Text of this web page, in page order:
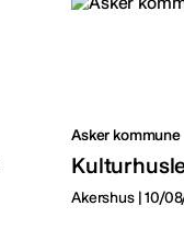
Asker kommune
Akershus | 10/